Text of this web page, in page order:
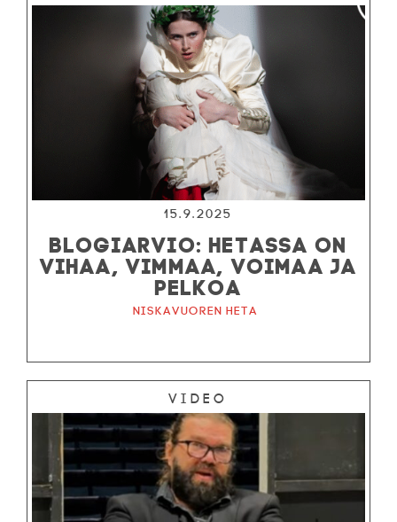
15.9.2025
BLOGIARVIO: HETASSA ON
VIHAA, VIMMAA, VOIMAA JA
PELKOA
Niskavuoren Heta
Video